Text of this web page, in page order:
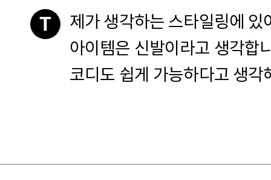
T
제가 생각하는 스타일링에 있
아이템은 신발이라고 생각합
코디도 쉽게 가능하다고 생